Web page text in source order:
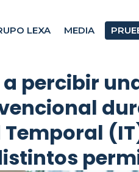
LEXA MEDIA
a percibir